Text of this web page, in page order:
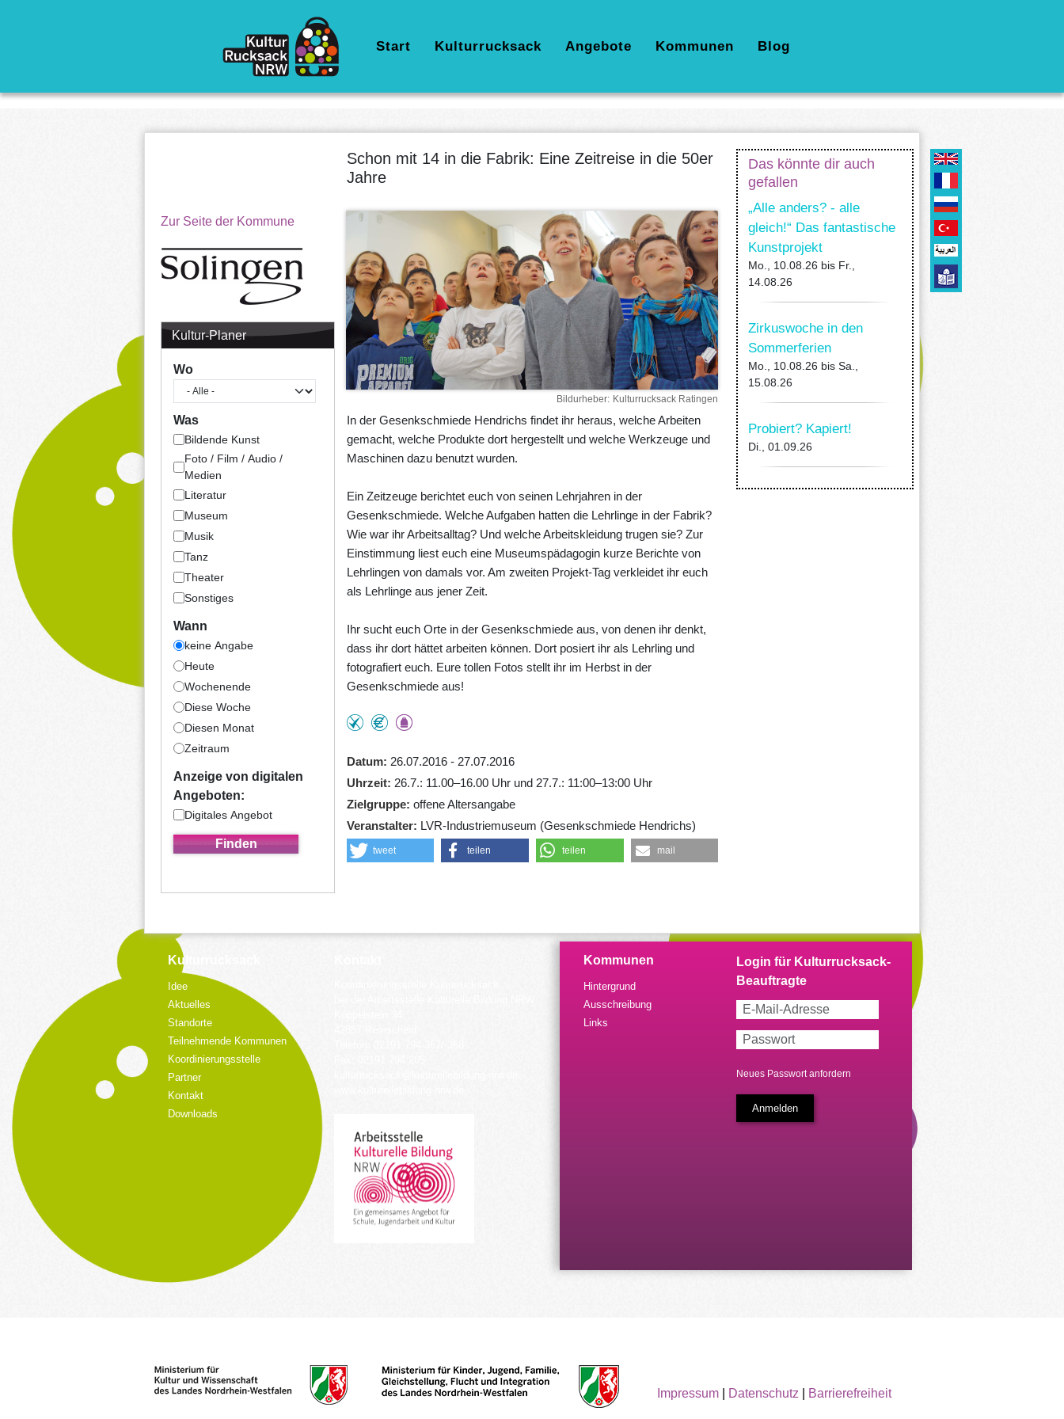
Hauptnavigation
Start Kulturrucksack Angebote Kommunen Blog
Zur Seite der Kommune
Kultur-Planer
Wo
Was
Bildende Kunst
Foto / Film / Audio /
Medien
Literatur
Museum
Musik
Tanz
Theater
Sonstiges
Wann
keine Angabe
Heute
Wochenende
Diese Woche
Diesen Monat
Zeitraum
Anzeige von digitalen
Angeboten:
Digitales Angebot
Schon mit 14 in die Fabrik: Eine Zeitreise in die 50er
Jahre
Bildurheber Kulturrucksack Ratingen
In der Gesenkschmiede Hendrichs findet ihr heraus, welche Arbeiten
gemacht, welche Produkte dort hergestellt und welche Werkzeuge und
Maschinen dazu benutzt wurden.
Ein Zeitzeuge berichtet euch von seinen Lehrjahren in der
Gesenkschmiede. Welche Aufgaben hatten die Lehrlinge in der Fabrik?
Wie war ihr Arbeitsalltag? Und welche Arbeitskleidung trugen sie? Zur
Einstimmung liest euch eine Museumspädagogin kurze Berichte von
Lehrlingen von damals vor. Am zweiten Projekt-Tag verkleidet ihr euch
als Lehrlinge aus jener Zeit.
Ihr sucht euch Orte in der Gesenkschmiede aus, von denen ihr denkt,
dass ihr dort hättet arbeiten können. Dort posiert ihr als Lehrling und
fotografiert euch. Eure tollen Fotos stellt ihr im Herbst in der
Gesenkschmiede aus!
Datum
26.07.2016 - 27.07.2016
Uhrzeit
26.7.: 11.00–16.00 Uhr und 27.7.: 11:00–13:00 Uhr
Zielgruppe offene Altersangabe
Veranstalter
LVR-Industriemuseum (Gesenkschmiede Hendrichs)
tweet teilen teilen mail
Das könnte dir auch
gefallen
„Alle anders? - alle
gleich!“ Das fantastische
Kunstprojekt
Mo., 10.08.26 bis Fr.,
14.08.26
Zirkuswoche in den
Sommerferien
Mo., 10.08.26 bis Sa.,
15.08.26
Probiert? Kapiert!
Di., 01.09.26
Kulturrucksack
Idee
Aktuelles
Standorte
Teilnehmende Kommunen
Koordinierungsstelle
Partner
Kontakt
Downloads
Kommunen
Hintergrund
Ausschreibung
Links
Neues Passwort anfordern
Impressum| Datenschutz Barrierefreiheit